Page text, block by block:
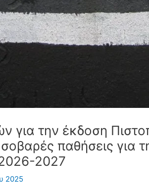
για την έκδοση
παθήσεις για
2027
2025